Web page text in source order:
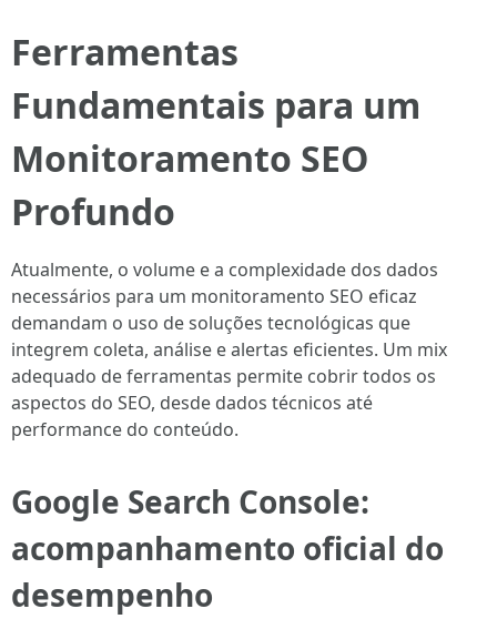
Ferramentas
Fundamentais para um
Monitoramento SEO
Profundo
Atualmente, o volume e a complexidade dos dados
necessários para um monitoramento SEO eficaz
demandam o uso de soluções tecnológicas que
integrem coleta, análise e alertas eficientes. Um mix
adequado de ferramentas permite cobrir todos os
aspectos do SEO, desde dados técnicos até
performance do conteúdo.
Google Search Console:
acompanhamento oficial do
desempenho